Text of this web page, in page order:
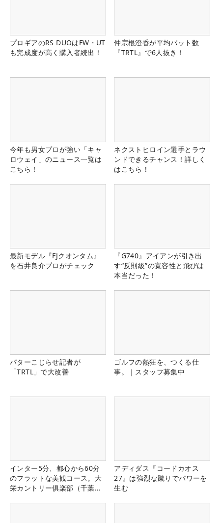
プロギアのRS DUOはFW・UT
も完成度が高く購入者続出！
仲宗根澄香が平均パット数
『TRTL』で6人抜き！
今年も男女プロが強い「キャ
ロウェイ」のニュース一覧は
こちら！
ネクストヒロイン選手とラウ
ンドできるチャンス！詳しく
はこちら！
最新モデル『FJクオンタム』
を石井良介プロがチェック
『G740』アイアンが引き出
す“反則級”の寛容性と飛びは
本当だった！
パターこじらせ記者が
「TRTL」で大改善
ゴルフの熱狂を、つくる仕
事。｜スタッフ募集中
インター5分、都心から60分
のフラットな美観コース。大
栄カントリー俱楽部（千葉
アディダス『コードカオス
27』は強烈な蹴りでパワーを
生む